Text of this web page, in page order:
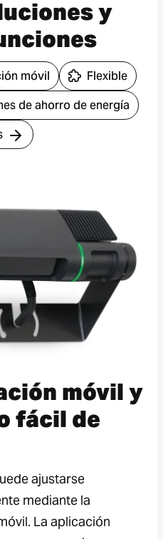
y
móvil
Flexible
de ahorro de energía
móvil y
fácil de
ajustarse
mediante la
La aplicación